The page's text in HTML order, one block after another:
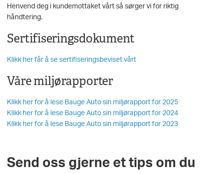
Henvend deg i kundemottaket vårt så sørger vi for riktig
håndtering.
Sertifiseringsdokument
Klikk her får å se sertifiseringsbeviset vårt
Våre miljørapporter
Klikk her for å lese Bauge Auto sin miljørapport for 2025
Klikk her for å lese Bauge Auto sin miljørapport for 2024
Klikk her for å lese Bauge Auto sin miljørapport for 2023
Send oss gjerne et tips om du